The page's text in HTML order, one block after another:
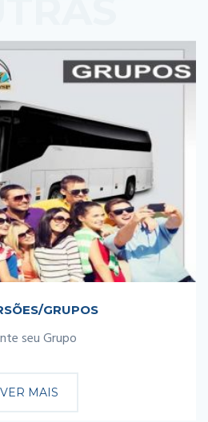
GRUPOS
seu Grupo
VER MAIS